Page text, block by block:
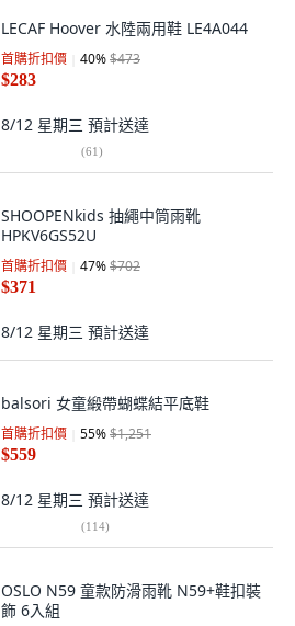
LECAF Hoover 水陸兩用鞋 LE4A044
首購折扣價 40%$473
$283
8/12 星期三 預計送達
(61)
SHOOPENkids 抽繩中筒雨靴
HPKV6GS52U
首購折扣價 47%$702
$371
8/12 星期三 預計送達
balsori 女童緞帶蝴蝶結平底鞋
首購折扣價 55%$1,251
$559
8/12 星期三 預計送達
(114)
OSLO N59 童款防滑雨靴 N59+鞋扣裝
飾 6入組